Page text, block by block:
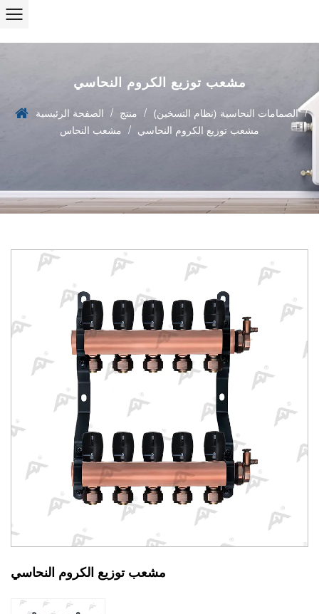
مشعب توزيع الكروم النحاسي
الصفحة الرئيسية / منتج / الصمامات النحاسية (نظام التسخين) /
مشعب النحاس
/ مشعب توزيع الكروم النحاسي
مشعب توزيع الكروم النحاسي